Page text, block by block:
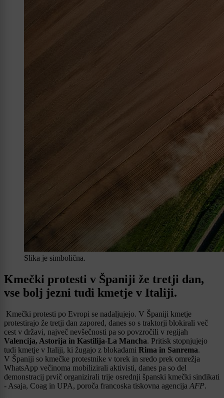
Slika je simbolična.
Kmečki protesti v Španiji že tretji dan,
vse bolj jezni tudi kmetje v Italiji.
Kmečki protesti po Evropi se nadaljujejo. V Španiji kmetje
protestirajo že tretji dan zapored, danes so s traktorji blokirali več
cest v državi, največ nevšečnosti pa so povzročili v regijah
Valencija, Astorija in Kastilija-La Mancha. Pritisk stopnjujejo
tudi kmetje v Italiji, ki žugajo z blokadami Rima in Sanrema.
V Španiji so kmečke protestnike v torek in sredo prek omrežja
WhatsApp večinoma mobilizirali aktivisti, danes pa so del
demonstracij prvič organizirali trije osrednji španski kmečki sindikati
- Asaja, Coag in UPA, poroča francoska tiskovna agencija AFP.